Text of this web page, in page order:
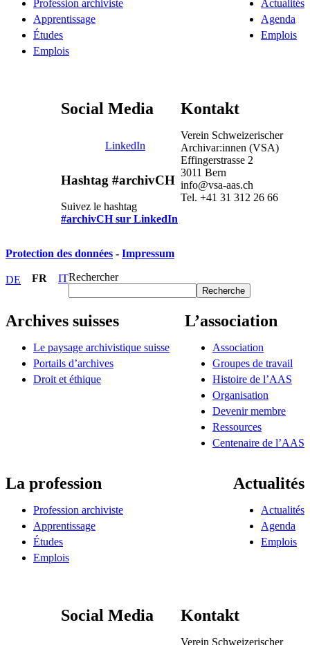
Profession archiviste
Apprentissage
Études
Emplois
Actualités
Agenda
Emplois
Social Media
LinkedIn
Hashtag #archivCH
Suivez le hashtag
#archivCH sur LinkedIn
Kontakt
Verein Schweizerischer
Archivar:innen (VSA)
Effingerstrasse 2
3011 Bern
info@vsa-aas.ch
Tel. +41 31 312 26 66
Protection des données - Impressum
DE FR ITRechercher
Recherche
Archives suisses
Le paysage archivistique suisse
Portails d’archives
Droit et éthique
L’association
Association
Groupes de travail
Histoire de l’AAS
Organisation
Devenir membre
Ressources
Centenaire de l’AAS
La profession
Profession archiviste
Apprentissage
Études
Emplois
Actualités
Actualités
Agenda
Emplois
Social Media Kontakt
Verein Schweizerischer